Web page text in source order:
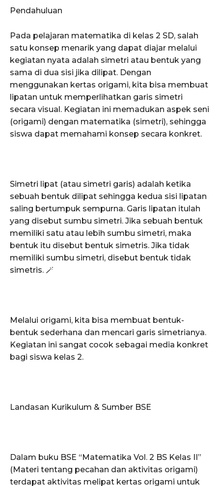
Pendahuluan
Pada pelajaran matematika di kelas 2 SD, salah
satu konsep menarik yang dapat diajar melalui
kegiatan nyata adalah simetri atau bentuk yang
sama di dua sisi jika dilipat. Dengan
menggunakan kertas origami, kita bisa membuat
lipatan untuk memperlihatkan garis simetri
secara visual. Kegiatan ini memadukan aspek seni
(origami) dengan matematika (simetri), sehingga
siswa dapat memahami konsep secara konkret.
Simetri lipat (atau simetri garis) adalah ketika
sebuah bentuk dilipat sehingga kedua sisi lipatan
saling bertumpuk sempurna. Garis lipatan itulah
yang disebut sumbu simetri. Jika sebuah bentuk
memiliki satu atau lebih sumbu simetri, maka
bentuk itu disebut bentuk simetris. Jika tidak
memiliki sumbu simetri, disebut bentuk tidak
simetris. 🪄
Melalui origami, kita bisa membuat bentuk-
bentuk sederhana dan mencari garis simetrianya.
Kegiatan ini sangat cocok sebagai media konkret
bagi siswa kelas 2.
Landasan Kurikulum & Sumber BSE
Dalam buku BSE “Matematika Vol. 2 BS Kelas II”
(Materi tentang pecahan dan aktivitas origami)
terdapat aktivitas melipat kertas origami untuk